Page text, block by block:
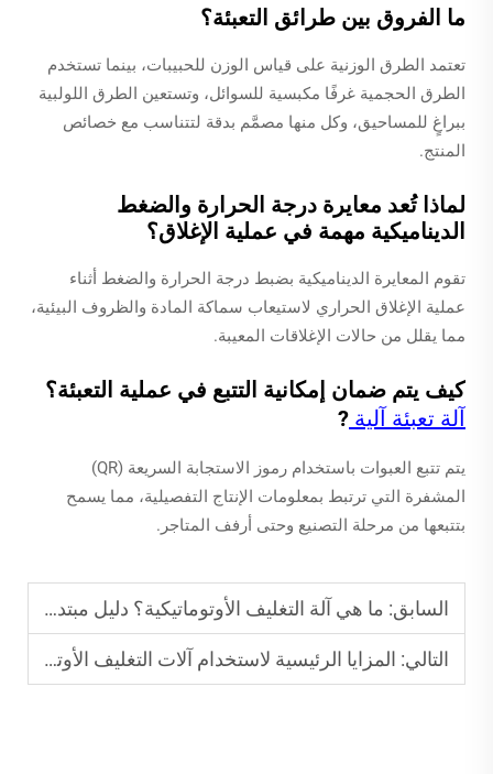
ما الفروق بين طرائق التعبئة؟
تعتمد الطرق الوزنية على قياس الوزن للحبيبات، بينما تستخدم
الطرق الحجمية غرفًا مكبسية للسوائل، وتستعين الطرق اللولبية
ببراغٍ للمساحيق، وكل منها مصمَّم بدقة لتتناسب مع خصائص
المنتج.
لماذا تُعد معايرة درجة الحرارة والضغط
الديناميكية مهمة في عملية الإغلاق؟
تقوم المعايرة الديناميكية بضبط درجة الحرارة والضغط أثناء
عملية الإغلاق الحراري لاستيعاب سماكة المادة والظروف البيئية،
مما يقلل من حالات الإغلاقات المعيبة.
كيف يتم ضمان إمكانية التتبع في عملية التعبئة؟
آلة تعبئة آلية ?
يتم تتبع العبوات باستخدام رموز الاستجابة السريعة (QR)
المشفرة التي ترتبط بمعلومات الإنتاج التفصيلية، مما يسمح
بتتبعها من مرحلة التصنيع وحتى أرفف المتاجر.
السابق: ما هي آلة التغليف الأوتوماتيكية؟ دليل مبتدئين شامل
التالي: المزايا الرئيسية لاستخدام آلات التغليف الأوتوماتيكية في الإنتاج